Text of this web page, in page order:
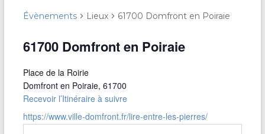
Évènements Lieux 61700 Domfront en Poiraie
61700 Domfront en Poiraie
Place de la Roirie
Domfront en Poiraie, 61700
Recevoir l’Itinéraire à suivre
https://www.ville-domfront.fr/lire-entre-les-pierres/